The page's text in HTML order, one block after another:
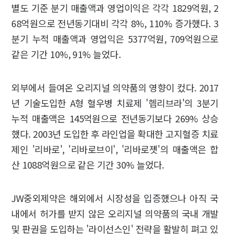
별도 기준 분기 매출액과 영업이익은 각각 1829억원, 2
68억원으로 전년동기대비 각각 8%, 110% 증가했다. 3
분기 누적 매출액과 영업익은 5377억원, 709억원으로
같은 기간 10%, 91% 늘었다.
외부에서 들여온 오리지널 의약품의 영향이 컸다. 2017
년 기술도입한 A형 혈우병 치료제 '헴리브라'의 3분기
누적 매출액은 145억원으로 전년동기보다 269% 상승
했다. 2003년 도입한 후 라인업을 확대한 고지혈증 치료
제인 '리바로', '리바로브이', '리바로젯'의 매출액은 합
산 1088억원으로 같은 기간 30% 늘었다.
JW중외제약은 해외에서 시장성을 입증했으나 아직 국
내에서 허가를 받지 않은 오리지널 의약품의 국내 개발
및 판권을 도입하는 '라이선스인' 전략을 활발히 펴고 있